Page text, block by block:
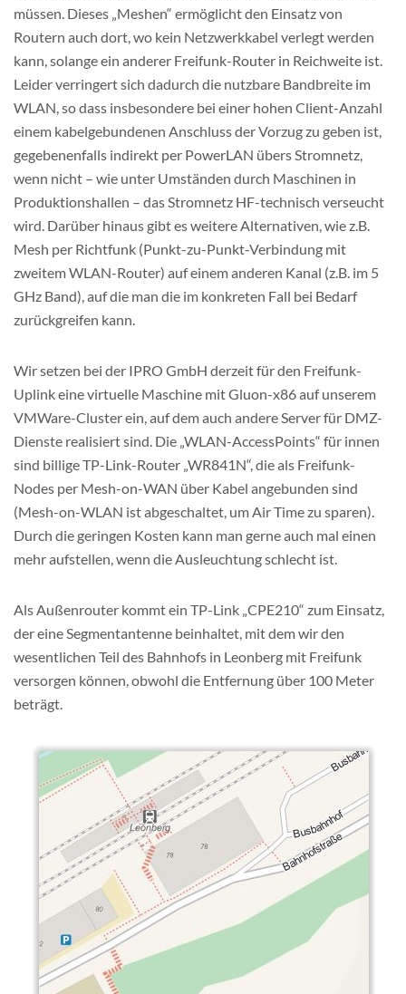
müssen. Dieses „Meshen“ ermöglicht den Einsatz von
Routern auch dort, wo kein Netzwerkkabel verlegt werden
kann, solange ein anderer Freifunk-Router in Reichweite ist.
Leider verringert sich dadurch die nutzbare Bandbreite im
WLAN, so dass insbesondere bei einer hohen Client-Anzahl
einem kabelgebundenen Anschluss der Vorzug zu geben ist,
gegebenenfalls indirekt per PowerLAN übers Stromnetz,
wenn nicht – wie unter Umständen durch Maschinen in
Produktionshallen – das Stromnetz HF-technisch verseucht
wird. Darüber hinaus gibt es weitere Alternativen, wie z.B.
Mesh per Richtfunk (Punkt-zu-Punkt-Verbindung mit
zweitem WLAN-Router) auf einem anderen Kanal (z.B. im 5
GHz Band), auf die man die im konkreten Fall bei Bedarf
zurückgreifen kann.
Wir setzen bei der IPRO GmbH derzeit für den Freifunk-
Uplink eine virtuelle Maschine mit Gluon-x86 auf unserem
VMWare-Cluster ein, auf dem auch andere Server für DMZ-
Dienste realisiert sind. Die „WLAN-AccessPoints“ für innen
sind billige TP-Link-Router „WR841N“, die als Freifunk-
Nodes per Mesh-on-WAN über Kabel angebunden sind
(Mesh-on-WLAN ist abgeschaltet, um Air Time zu sparen).
Durch die geringen Kosten kann man gerne auch mal einen
mehr aufstellen, wenn die Ausleuchtung schlecht ist.
Als Außenrouter kommt ein TP-Link „CPE210“ zum Einsatz,
der eine Segmentantenne beinhaltet, mit dem wir den
wesentlichen Teil des Bahnhofs in Leonberg mit Freifunk
versorgen können, obwohl die Entfernung über 100 Meter
beträgt.